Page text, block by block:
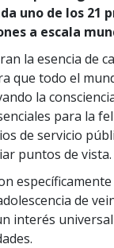
uno de los 21
a escala
la esencia de
que todo el
la
para la
de servicio
puntos de vista.
de
interés